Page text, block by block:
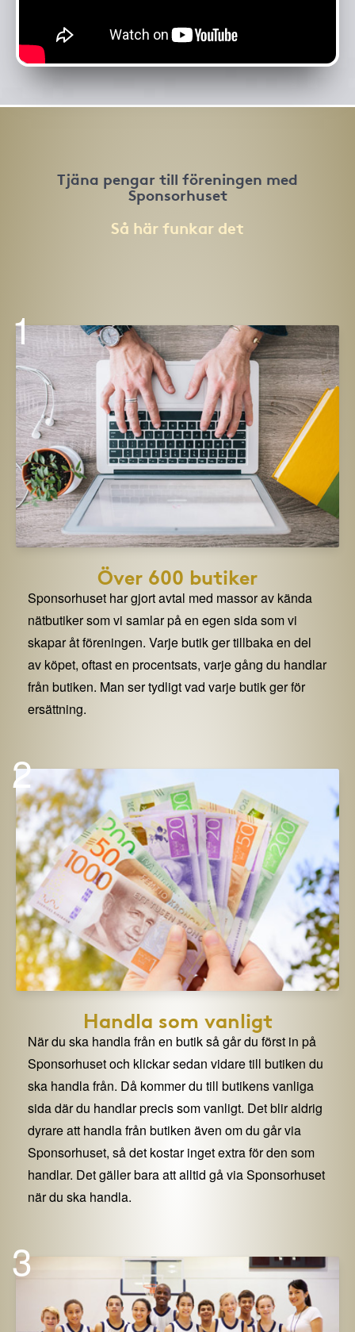
Tjäna pengar till föreningen med
Sponsorhuset
Så här funkar det
1
Över 600 butiker
Sponsorhuset har gjort avtal med massor av kända
nätbutiker som vi samlar på en egen sida som vi
skapar åt föreningen. Varje butik ger tillbaka en del
av köpet, oftast en procentsats, varje gång du handlar
från butiken. Man ser tydligt vad varje butik ger för
ersättning.
2
Handla som vanligt
När du ska handla från en butik så går du först in på
Sponsorhuset och klickar sedan vidare till butiken du
ska handla från. Då kommer du till butikens vanliga
sida där du handlar precis som vanligt. Det blir aldrig
dyrare att handla från butiken även om du går via
Sponsorhuset, så det kostar inget extra för den som
handlar. Det gäller bara att alltid gå via Sponsorhuset
när du ska handla.
3